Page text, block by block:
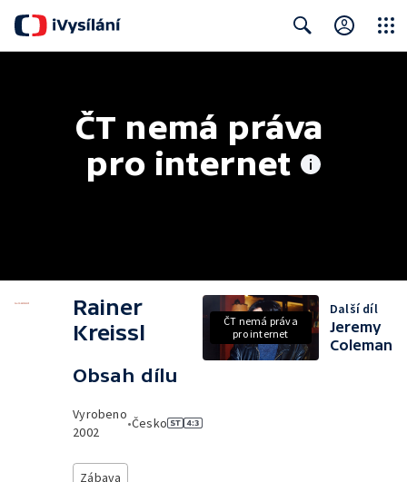
ČT nemá práva
pro internet
Rainer
Kreissl
Obsah dílu
Vyrobeno
2002
•Česko
Zábava
ČT nemá práva
pro internet
Další díl
Jeremy
Coleman